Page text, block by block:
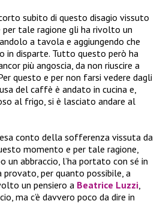
subito di questo disagio vissuto
per tale ragione gli ha rivolto un
a tavola e aggiungendo che
in disparte. Tutto questo però ha
più angoscia, da non riuscire a
questo e per non farsi vedere dagli
del caffè è andato in cucina e,
al frigo, si è lasciato andare al
conto della sofferenza vissuta da
momento e per tale ragione,
un abbraccio, l’ha portato con sé in
per quanto possibile, a
un pensiero a Beatrice Luzzi,
ma c’è davvero poco da dire in